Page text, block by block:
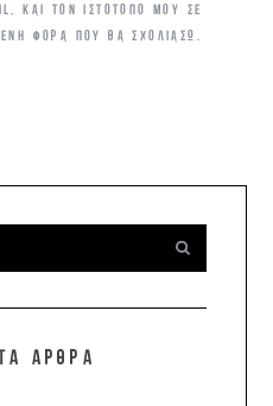
ΚΑΙ ΤΟΝ ΙΣΤΌΤΟΠΟ ΜΟΥ ΣΕ
ΦΟΡΆ ΠΟΥ ΘΑ ΣΧΟΛΙΆΣΩ.
ΆΡΘΡΑ